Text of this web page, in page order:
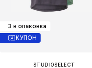
3 в опаковка
КУПОН
STUDIOSELECT